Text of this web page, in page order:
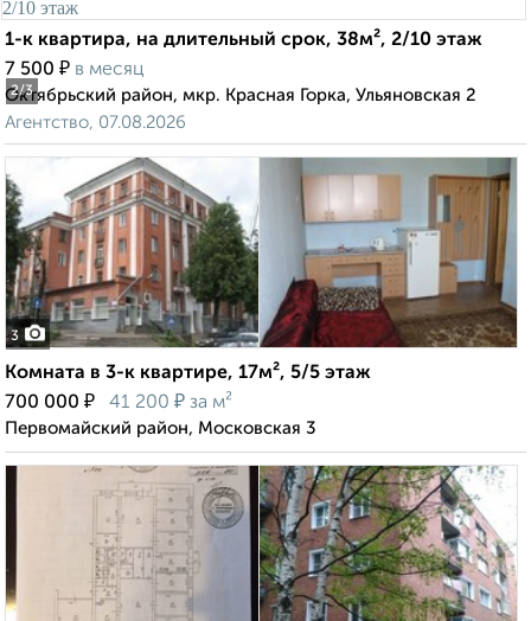
2/3
1-к квартира, на длительный срок, 38м², 2/10 этаж
7 500 ₽ в месяц
Октябрьский район, мкр. Красная Горка, Ульяновская 2
Агентство, 07.08.2026
3
Комната в 3-к квартире, 17м², 5/5 этаж
700 000 ₽ 41 200 ₽ за м²
Первомайский район, Московская 3